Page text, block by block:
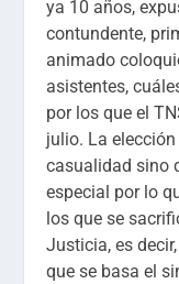
ya 10 años,
contundente,
animado
asistentes,
por los que el
julio. La
casualidad sino
especial por lo
los que se
Justicia, es
que se basa el